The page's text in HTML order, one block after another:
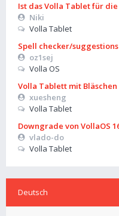
Ist das Volla Tablet für
Niki
Volla Tablet
Spell checker/
oz1sej
Volla OS
Volla Tablett mit Bläschen
xuesheng
Volla Tablet
Downgrade von VollaOS
vlado-do
Volla Tablet
Deutsch